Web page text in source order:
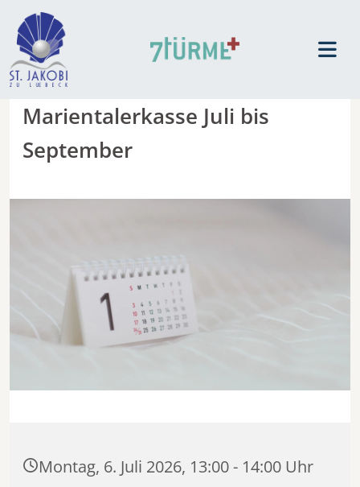
Marientalerkasse Juli bis
September
Montag, 6. Juli 2026, 13:00 - 14:00 Uhr